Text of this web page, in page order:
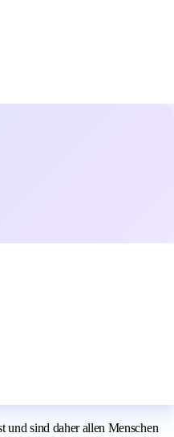
und sind daher allen Menschen